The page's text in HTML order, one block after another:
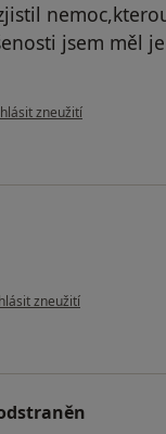
jsem měl
názoru uživatele Pacient
zneužití
názoru uživatele Pacient
zneužití